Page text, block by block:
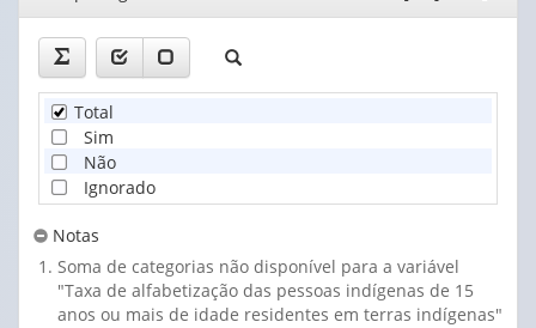
41. Atikum
42. Avá-Canoeiro
43. Awa Guajá
44. Aweti
45. Awuara
46. Baenã
47. Bakairi
35. Arikapú
37. Aruá
38. Ashaninka
39. Asurini do Tocantins
40. Asurini do Xingu
janela
Total
Sim
Não
Ignorado
Notas
Soma de categorias não disponível para a variável
"Taxa de alfabetização das pessoas indígenas de 15
anos ou mais de idade residentes em terras indígenas"